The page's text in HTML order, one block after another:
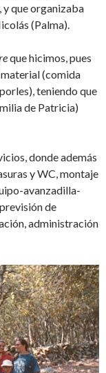
que organizaba
(Palma).
que hicimos, pues
(comida
teniendo que
de Patricia)
donde además
y WC, montaje
avanzadilla-
de
administración